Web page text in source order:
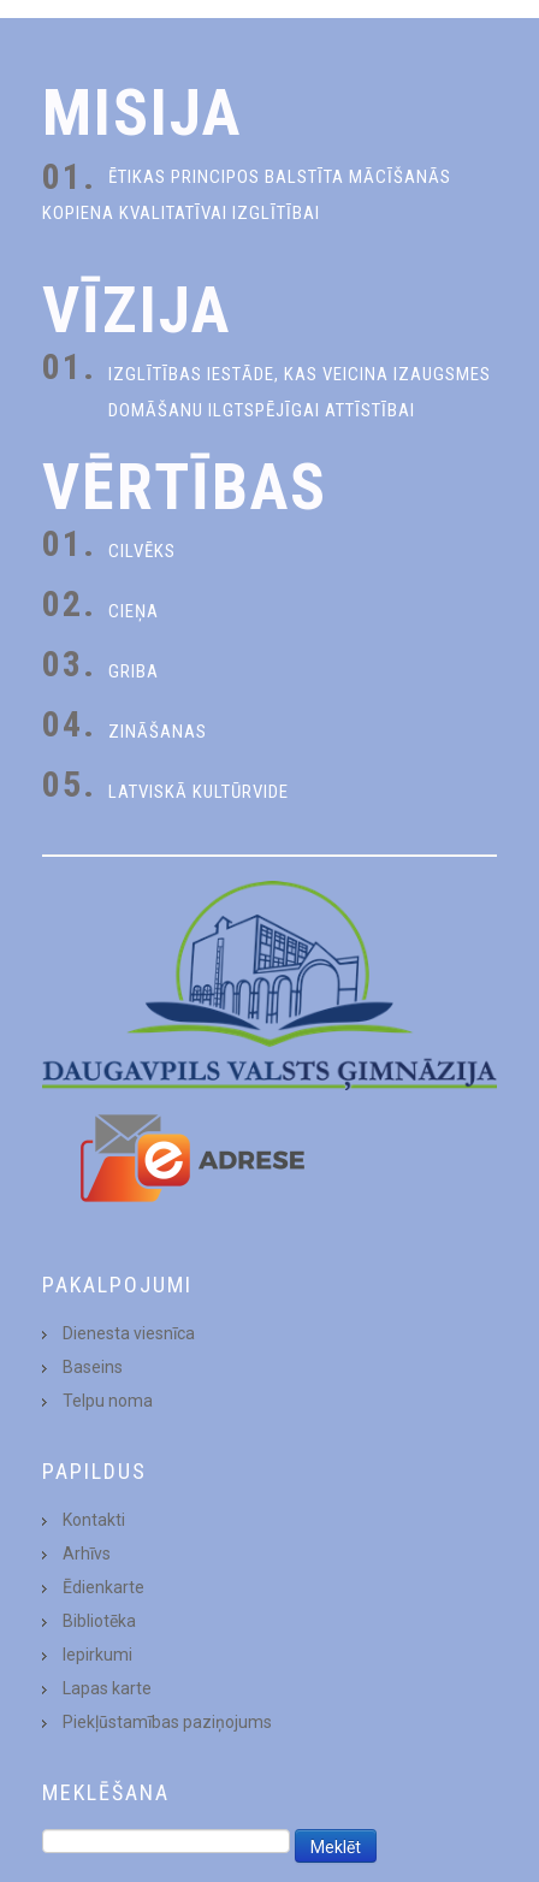
MISIJA
01.
ĒTIKAS PRINCIPOS BALSTĪTA MĀCĪŠANĀS
KOPIENA KVALITATĪVAI IZGLĪTĪBAI
VĪZIJA
01.
IZGLĪTĪBAS IESTĀDE, KAS VEICINA IZAUGSMES
DOMĀŠANU ILGTSPĒJĪGAI ATTĪSTĪBAI
VĒRTĪBAS
01. CILVĒKS
02. CIEŅA
03. GRIBA
04. ZINĀŠANAS
05. LATVISKĀ KULTŪRVIDE
PAKALPOJUMI
Dienesta viesnīca
Baseins
Telpu noma
PAPILDUS
Kontakti
Arhīvs
Ēdienkarte
Bibliotēka
Iepirkumi
Lapas karte
Piekļūstamības paziņojums
MEKLĒŠANA